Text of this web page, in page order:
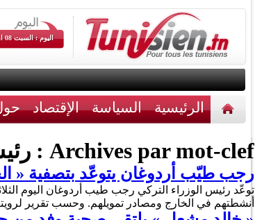
اليوم : السبت 08 اوت 2026
الرئيسية السياسة الإقتصاد
أخبار مختلفة
Archives par mot-clef :
رجب طيّب أردوغان يتوعّد بتصفية «
توعّد رئيس الوزراء التركي رجب طيب أردوغان اليوم
أنشطتهم في الخارج ومصادر تمويلهم. وحسب تقرير